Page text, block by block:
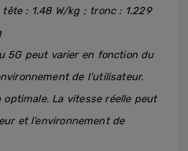
tête : 1.48 W/kg ; tronc : 1.229
5G peut varier en fonction du
de l’utilisateur.
optimale. La vitesse réelle peut
et l’environnement de